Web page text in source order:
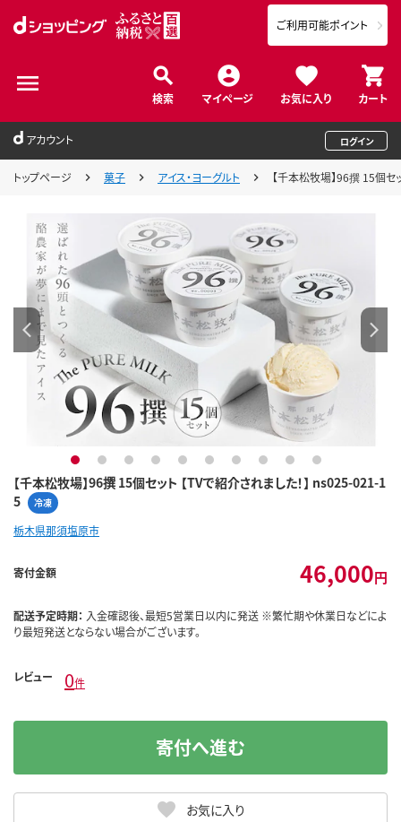
検索 マイページ お気に入り カート
ご利用可能ポイント
アカウント ログイン
トップページ 菓子 アイス・ヨーグルト 【千本松牧場】96撰 15個セ
【千本松牧場】96撰 15個セット 【TVで紹介されました！】 ns025-021-1
5
冷凍
1 2 3 4 5 6 7 8 9 10
栃木県那須塩原市
寄付金額 46,000円
配送予定時期： 入金確認後、最短5営業日以内に発送 ※繁忙期や休業日などによ
り最短発送とならない場合がございます。
レビュー 0件
お気に入り
寄付へ進む